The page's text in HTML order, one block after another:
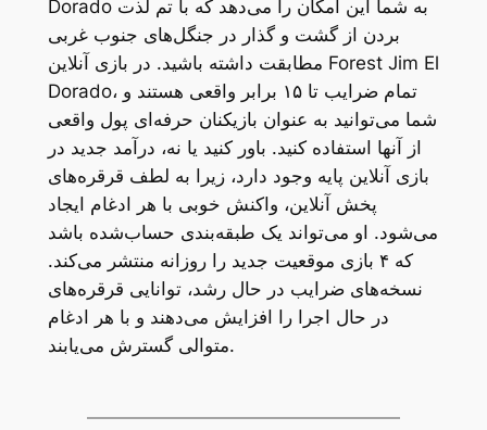
Dorado به شما این امکان را می‌دهد که با تم لذت
بردن از گشت و گذار در جنگل‌های جنوب غربی
مطابقت داشته باشید. در بازی آنلاین Forest Jim El
Dorado، تمام ضرایب تا ۱۵ برابر واقعی هستند و
شما می‌توانید به عنوان بازیکنان حرفه‌ای پول واقعی
از آنها استفاده کنید. باور کنید یا نه، درآمد جدید در
بازی آنلاین پایه وجود دارد، زیرا به لطف قرقره‌های
پخش آنلاین، واکنش خوبی با هر ادغام ایجاد
می‌شود. او می‌تواند یک طبقه‌بندی حساب‌شده باشد
که ۴ بازی موقعیت جدید را روزانه منتشر می‌کند.
نسخه‌های ضرایب در حال رشد، توانایی قرقره‌های
در حال اجرا را افزایش می‌دهند و با هر ادغام
متوالی گسترش می‌یابند.